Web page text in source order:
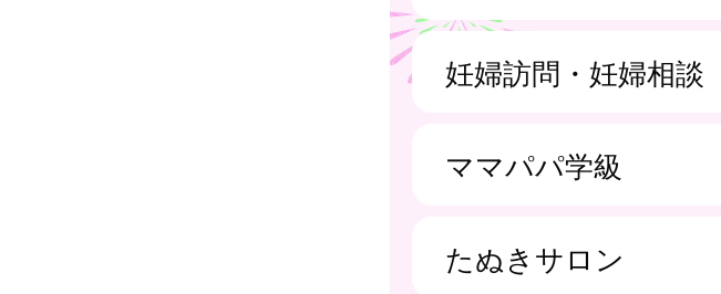
妊婦訪問・妊婦相談
ママパパ学級
たぬきサロン